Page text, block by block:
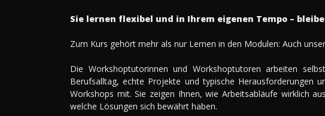
Sie lernen flexibel und in Ihrem eigenen Tempo –
Zum Kurs gehört mehr als nur Lernen in den Modulen: Auch
Die Workshoptutorinnen und Workshoptutoren arbeiten
Berufsalltag, echte Projekte und typische Herausforderungen
Workshops mit. Sie zeigen Ihnen, wie Arbeitsabläufe wirklich
welche Lösungen sich bewährt haben.